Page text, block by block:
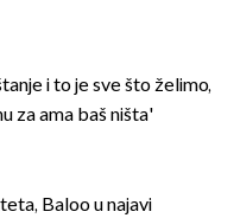
i to je sve što želimo,
za ama baš ništa'
Baloo u najavi